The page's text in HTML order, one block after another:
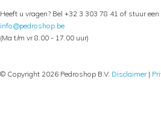
Heeft u vragen? Bel +32 3 303 78 41 of stuur
info@pedroshop.be
(Ma t/m vr 8.00 - 17.00 uur)
© Copyright 2026 Pedroshop B.V. Disclaimer|